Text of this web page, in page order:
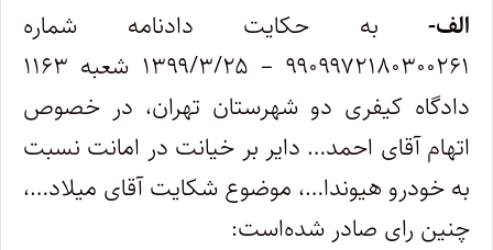
الف- به حکایت دادنامه‌ شماره
۹۹۰۹۹۷۲۱۸۰۳۰۰۲۶۱ – ۱۳۹۹/۳/۲۵ شعبه‌ ۱۱۶۳
دادگاه کیفری دو شهرستان تهران، در خصوص
اتهام آقای احمد… دایر بر خیانت در امانت نسبت
به خودرو هیوندا…، موضوع شکایت آقای میلاد…،
چنین رای صادر شده‌است: